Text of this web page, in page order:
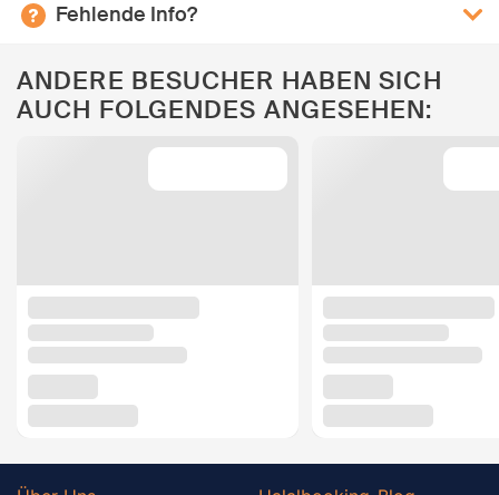
Fehlende Info?
ANDERE BESUCHER HABEN SICH
AUCH FOLGENDES ANGESEHEN: